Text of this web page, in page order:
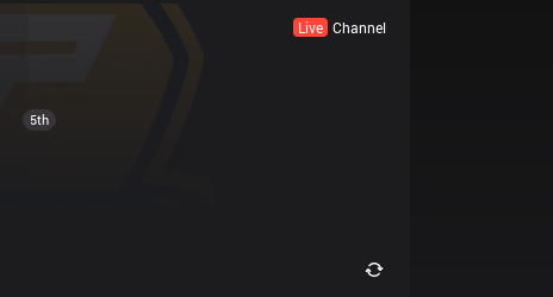
Live Channel
5th